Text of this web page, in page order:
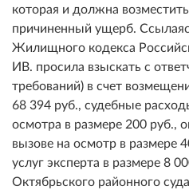
которая и должна
причиненный ущерб.
Жилищного кодекса
ИВ. просила взыскать с
требований) в счет
68 394 руб., судебные
осмотра в размере 200 руб.,
вызове на осмотр в размере
услуг эксперта в размере 8
Октябрьского районного